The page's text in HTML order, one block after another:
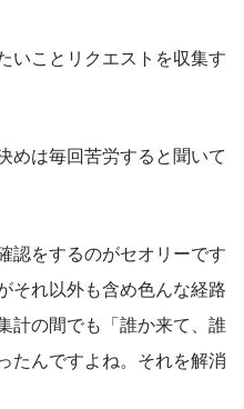
いことリクエストを収集す
めは毎回苦労すると聞いて
認をするのがセオリーです
それ以外も含め色んな経路
計の間でも「誰か来て、誰
たんですよね。それを解消